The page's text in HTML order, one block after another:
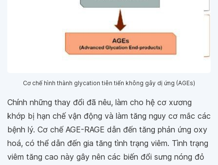
Cơ chế hình thành glycation tiên tiến không gây dị ứng (AGEs)
Chính những thay đổi đã nêu, làm cho hệ cơ xương
khớp bị hạn chế vận động và làm tăng nguy cơ mắc các
bệnh lý. Cơ chế AGE-RAGE dẫn đến tăng phản ứng oxy
hoá, có thể dẫn đến gia tăng tình trạng viêm. Tình trạng
viêm tăng cao này gây nên các biến đổi sưng nóng đỏ